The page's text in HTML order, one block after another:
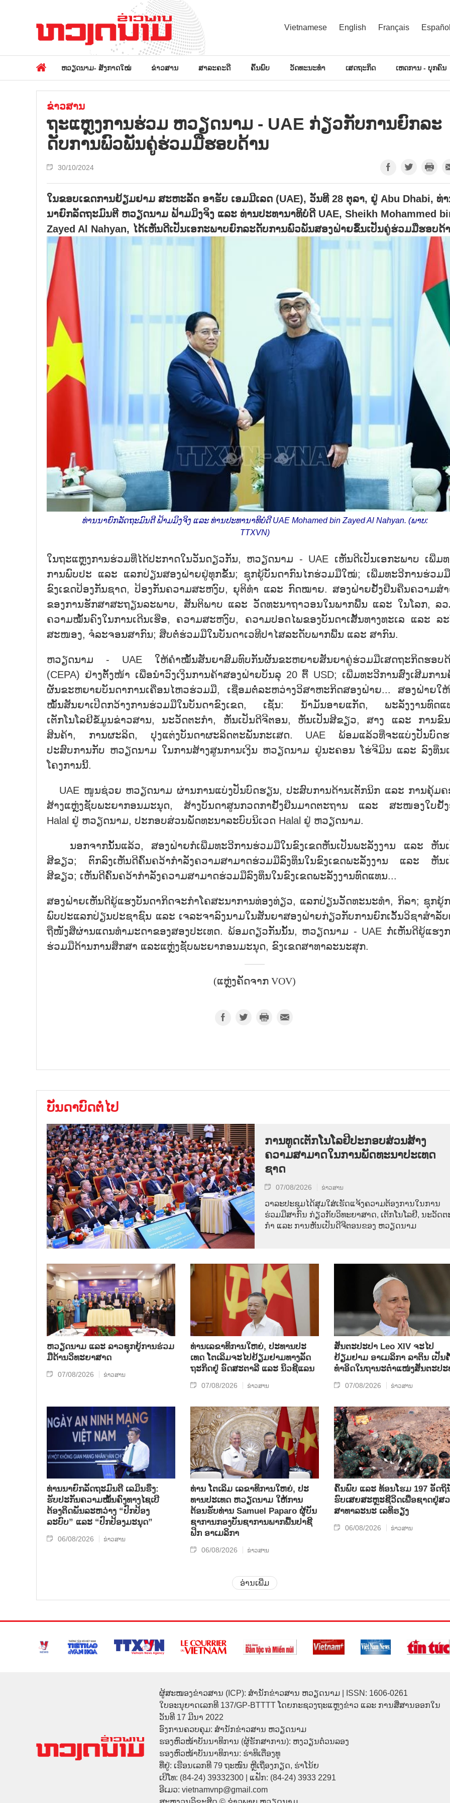
Vietnamese English Français
ຫວຽດນາມ- ສັງກາດໃໝ່ ຂ່າວສານ ສາລະຄະດີ ຄົ້ນພົບ ວັດທະນະທຳ ເສດຖະກິດ ເຫດການ - ບຸກຄົນ
ຂ່າວສານ
ຖະ​ແຫຼງ​ການ​ຮ່ວມ ຫວຽດ​ນາມ - UAE ກ່ຽວ​ກັບ​ການ​ຍົກ​ລະ​
ດັບ​ການ​ພົວ​ພັນ​ຄູ່​ຮ່ວມ​ມື​ຮອບ​ດ້ານ
30/10/2024
ໃນຂອບເຂດການຢ້ຽມຢາມ ສະຫະລັດ ອາຣັບ ເອມມີເລດ (UAE), ວັນທີ 28 ຕຸລາ, ຢູ່ Abu Dhabi, ທ່
ນາຍົກລັດຖະມົນຕີ ຫວຽດນາມ ຟ້າມມິງຈິງ ແລະ ທ່ານປະທານາທິບໍດີ UAE, Sheikh Mohammed
Zayed Al Nahyan, ໄດ້ເຫັນດີເປັນເອກະພາບຍົກລະດັບການພົວພັນສອງຝ່າຍຂຶ້ນເປັນຄູ່ຮ່ວມມືຮອບດ້
ທ່ານນາຍົກລັດຖະມົນຕີ ຟ້າມມິງຈິງ ແລະ ທ່ານປະທານາທິບໍດີ UAE Mohamed bin Zayed Al Nahyan. (ພາບ:
TTXVN)
ໃນຖະແຫຼງການຮ່ວມທີ່ໄດ້ປະກາດໃນວັນດຽວກັນ, ຫວຽດນາມ - UAE ເຫັນດີເປັນເອກະພາບ ເພີ່ມ
ການພົບປະ ແລະ ແລກປ່ຽນສອງຝ່າຍຢູ່ທຸກຂັ້ນ; ຊຸກຍູ້ບັນດາກົນໄກຮ່ວມມືໃໝ່; ເພີ່ມທະວີການຮ່ວມ
ຂົງເຂດປ້ອງກັນຊາດ, ປ້ອງກັນຄວາມສະຫງົບ, ຍຸຕິທຳ ແລະ ກົດໝາຍ. ສອງຝ່າຍຢັ້ງຢືນຄືນຄວາມສ
ຂອງການຮັກສາສະຖຽນລະພາບ, ສັນຕິພາບ ແລະ ວັດທະນາຖາວອນໃນພາກພື້ນ ແລະ ໃນໂລກ, ລ
ຄວາມໝັ້ນຄົງໃນການເດີນເຮືອ, ຄວາມສະຫງົບ, ຄວາມປອດໄພຂອງບັນດາເສັ້ນທາງທະເລ ແລະ ລ
ສະໜອງ, ຈໍລະຈອນສາກົນ; ສືບຕໍ່ຮ່ວມມືໃນບັນດາເວທີປາໄສລະດັບພາກພື້ນ ແລະ ສາກົນ.
ຫວຽດນາມ - UAE ໃຫ້ຄຳໝັ້ນສັນຍາສົມທົບກັນຜັນຂະຫຍາຍສັນຍາຄູ່ຮ່ວມມືເສດຖະກິດຮອບ
(CEPA) ຢ່າງຕັ້ງໜ້າ ເພື່ອນຳວົງເງິນການຄ້າສອງຝ່າຍບັນລຸ 20 ຕື້ USD; ເພີ່ມທະວີການສົ່ງເສີມການ
ຜັນຂະຫຍາຍບັນດາການເຄື່ອນໄຫວຮ່ວມມື, ເຊື່ອມຕໍ່ລະຫວ່າງວິສາຫະກິດສອງຝ່າຍ... ສອງຝ່າຍໃ
ໝັ້ນສັນຍາເປີດກວ້າງການຮ່ວມມືໃນບັນດາຂົງເຂດ, ເຊັ່ນ: ນ້ຳມັນອາຍແກັດ, ພະລັງງານທົດແ
ເຕັກໂນໂລຢີຂໍ້ມູນຂ່າວສານ, ນະວັດຕະກຳ, ຫັນເປັນດີຈີຕອນ, ຫັນເປັນສີຂຽວ, ສາງ ແລະ ການຂົ
ສິນຄ້າ, ການຜະລິດ, ປຸງແຕ່ງບັນດາຜະລິດຕະພັນກະເສດ. UAE ພ້ອມແລ້ວທີ່ຈະແບ່ງປັນບົດ
ປະສົບການກັບ ຫວຽດນາມ ໃນການສ້າງສູນການເງິນ ຫວຽດນາມ ຢູ່ນະຄອນ ໂຮ່ຈີມິນ ແລະ ລົງທຶນ
ໂຄງການນີ້.
UAE ໜູນຊ່ວຍ ຫວຽດນາມ ຜ່ານການແບ່ງປັນບົດຮຽນ, ປະສົບການດ້ານເຕັກນິກ ແລະ ການຄຸ້ມຄ
ສ້າງແຫຼ່ງຊັບພະຍາກອນມະນຸດ, ສ້າງບັນດາສູນກວດກາຢັ້ງຢືນມາດຕະຖານ ແລະ ສະໜອງໃບຢັ້
Halal ຢູ່ ຫວຽດນາມ, ປະກອບສ່ວນພັດທະນາລະບົບນິເວດ Halal ຢູ່ ຫວຽດນາມ.
ນອກຈາກນັ້ນແລ້ວ, ສອງຝ່າຍກໍເພີ່ມທະວີການຮ່ວມມືໃນຂົງເຂດຫັນເປັນພະລັງງານ ແລະ ຫັນ
ສີຂຽວ; ຕົກລົງເຫັນດີຄົ້ນຄວ້າກຳລັງຄວາມສາມາດຮ່ວມມືລົງທຶນໃນຂົງເຂດພະລັງງານ ແລະ ຫັນ
ສີຂຽວ; ເຫັນດີຄົ້ນຄວ້າກໍາລັງຄວາມສາມາດຮ່ວມມືລົງທຶນໃນຂົງເຂດພະລັງງານທົດແທນ...
ສອງຝ່າຍເຫັນດີຍູ້ແຮງບັນດາກິດຈະກຳໂຄສະນາການທ່ອງທ່ຽວ, ແລກປ່ຽນວັດທະນະທຳ, ກິລາ; ຊຸກຍູ້
ພົບປະແລກປ່ຽນປະຊາຊົນ ແລະ ເຈລະຈາລົງນາມໃນສັນຍາສອງຝ່າຍກ່ຽວກັບການຍົກເວັ້ນວິຊາສຳລັ
ຖືໜັງສືຜ່ານແດນທຳມະດາຂອງສອງປະເທດ. ພ້ອມດຽວກັນນັ້ນ, ຫວຽດນາມ - UAE ກໍ່ເຫັນດີຍູ້ແຮງ
ຮ່ວມມືດ້ານການສຶກສາ ແລະແຫຼ່ງຊັບພະຍາກອນມະນຸດ, ຂົງເຂດສາທາລະນະສຸກ.
(ແຫຼ່ງຄັດຈາກ VOV)
ບັນດາບົດຕໍ່ໄປ
ການ​ທູດ​ເຕັກ​ໂນ​ໂລ​ຢີ​ປະ​ກອບ​ສ່ວນ​ສ້າງ​
ຄວາມ​ສາ​ມາດ​ໃນ​ການ​ພັດ​ທະ​ນາ​ປະ​ເທດ​
ຊາດ
07/08/2026 ຂ່າວສານ
ວາ​ລະ​ປະ​ຊຸມ​ໄດ້​ສຸມ​ໃສ່​ເຮັດ​ແຈ້ງ​ຄວາມ​ຕ້ອງ​ການ​ໃນ​ການ​
ຮ່ວມ​ມື​ສາ​ກົນ ກ່ຽວ​ກັບ​ວິ​ທະ​ຍາ​ສາດ, ເຕັກ​ໂນ​ໂລ​ຢີ, ນະ​ວັດ​ຕ
ກຳ ແລະ ການ​ຫັນ​ເປັນ​ດີ​ຈີ​ຕອນ​ຂອງ ຫວຽດ​ນາມ
ຫວຽດ​ນາມ ແລະ ລາວ​ຊຸກ​ຍູ້​ການ​ຮ່ວມ​
ມື​ດ້ານວ​ິ​ທະ​ຍາ​ສາດ
07/08/2026 ຂ່າວສານ
ທ່ານ​ເລ​ຂາ​ທິ​ການ​ໃຫຍ່, ປ​ະ​ທານ​ປະ​
ເທດ ໂຕ​ເລິມ​ຈະ​ໄປ​ຢ້ຽມ​ຢາມ​ທາງ​ລັດ​
ຖະ​ກິດ​ຢູ່ ອົດ​ສະ​ຕາ​ລີ ແລະ ນິວ​ຊີ​ແລນ
07/08/2026 ຂ່າວສານ
ສັນຕະປະປາ Leo XIV ຈະໄປ
ຢ້ຽມຢາມ ອາເມລິກາ ລາຕິນ ເປັນ
ທຳອິດໃນຖານະຕຳແໜ່ງສັນຕະປະ
07/08/2026 ຂ່າວສານ
ທ່ານນາຍົກລັດຖະມົນຕີ ເລມິນຮຶງ:
ຮັບປະກັນຄວາມໝັ້ນຄົງທາງໄຊເບີ
ຕ້ອງຕິດພັນລະຫວ່າງ “ປົກປ້ອງ
ລະບົບ” ແລະ “ປົກປ້ອງມະນຸດ”
06/08/2026 ຂ່າວສານ
ທ່ານ ໂຕ​ເລິມ ເລ​ຂາ​ທິ​ການ​ໃຫຍ່, ປະ​
ທານ​ປະ​ເທດ ​ຫວຽດ​ນາມ ໃຫ້​ການ​
ຕ້ອນ​ຮັບ​ທ່ານ Samuel Paparo ຜູ້​ບັນ​
ຊາ​ການກອງ​ບັນ​ຊາ​ການພາກ​ພື້ນ​ປາ​ຊີ​
ຟິກ ອາ​ເມ​ລິ​ກາ
06/08/2026 ຂ່າວສານ
ຄົ້ນ​ພົບ ແລະ ທ້ອນ​ໂຮມ 197 ອັດ​ຖິ​
ຮົບ​ເສຍ​ສະຫຼະ​ຊີ​ວິດ​ເພື່ອ​ຊາດ​ຢູ່​ສ
ສາ​ທາ​ລະ​ນະ ເລ​ທິ​ຣຽງ
06/08/2026 ຂ່າວສານ
ອ່ານເພີ່ມ
ຜູ້ສະໜອງຂ່າວສານ (ICP): ສຳນັກຂ່າວສານ ຫວຽດນາມ | ISSN: 1606-0261
ໃບອະນຸຍາດເລກທີ 137/GP-BTTTT ໂດຍກະຊວງຖະແຫຼງຂ່າວ ແລະ ການສື່ສານອອກໃນ
ວັນທີ 17 ມີນາ 2022
ອົງການຄວບຄຸມ: ສຳນັກຂ່າວສານ ຫວຽດນາມ
ຮອງຫົວໜ້າບັນນາທິການ (ຜູ້ຮັກສາການ): ຫງວຽນຕ໋ວນລອງ
ຮອງຫົວໜ້າບັນນາທິການ: ຮ່າທິເຕື່ອງທູ
ທີ່ຢູ່: ເຮືອນເລກທີ 79 ຖະໜົນ ຫຼີເຖື່ອງກຽດ, ຮ່າໂນ້ຍ
ເບີໂທ: (84-24) 39332300 | ແຟັກ: (84-24) 3933 2291
ອີເມວ: vietnamvnp@gmail.com